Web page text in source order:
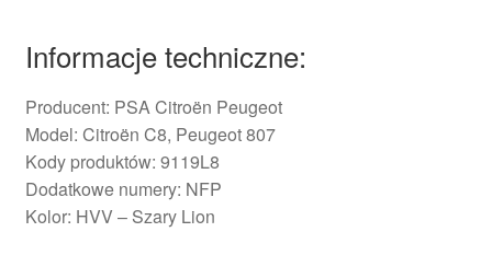
Informacje techniczne:
Producent: PSA Citroën Peugeot
Model: Citroën C8, Peugeot 807
Kody produktów: 9119L8
Dodatkowe numery: NFP
Kolor: HVV – Szary Lion